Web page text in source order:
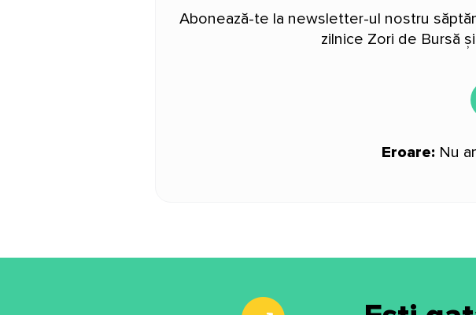
Abonează-te la newsletter-ul nostru
zilnice Zori de Bursă
Eroare: Nu